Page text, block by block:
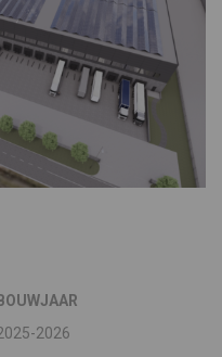
BOUWJAAR
2026